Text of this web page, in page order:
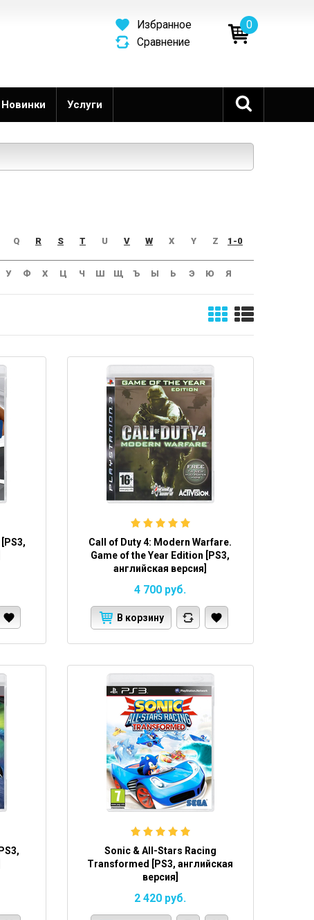
0
Избранное
Сравнение
Новинки Услуги
Q R S T U V W X Y Z 1-0
У Ф Х Ц Ч Ш Щ Ъ Ы Ь Э Ю Я
Call of Duty 4: Modern Warfare.
Game of the Year Edition [PS3,
английская версия]
4 700 руб.
В корзину
Sonic & All-Stars Racing
Transformed [PS3, английская
версия]
2 420 руб.